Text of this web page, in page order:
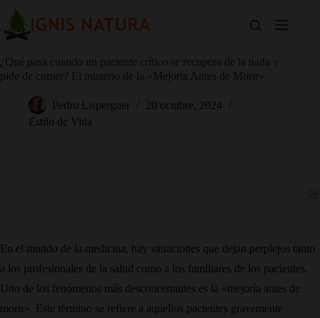
contenido
¿Qué pasa cuando un paciente crítico se recupera de la nada y
pide de comer? El misterio de la «Mejoría Antes de Morir»
Pedro Lisperguer
20 octubre, 2024
Estilo de Vida
En el mundo de la medicina, hay situaciones que dejan perplejos tanto
a los profesionales de la salud como a los familiares de los pacientes.
Uno de los fenómenos más desconcertantes es la «mejoría antes de
morir». Este término se refiere a aquellos pacientes gravemente